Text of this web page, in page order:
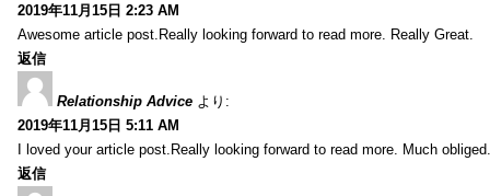
2019年11月15日 2:23 AM
Awesome article post.Really looking forward to read more. Really Great.
返信
Relationship Advice より:
2019年11月15日 5:11 AM
I loved your article post.Really looking forward to read more. Much obliged.
返信